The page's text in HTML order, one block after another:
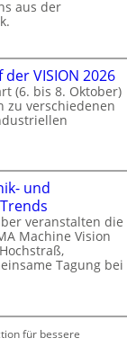
aus der
VISION 2026
(6. bis 8. Oktober)
zu verschiedenen
und
veranstalten die
Machine Vision
Tagung bei
für bessere